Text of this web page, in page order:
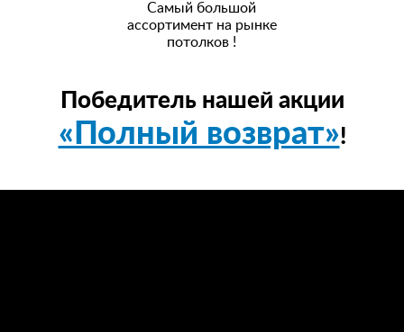
Самый большой
ассортимент на рынке
потолков !
Победитель нашей акции
«Полный возврат»!